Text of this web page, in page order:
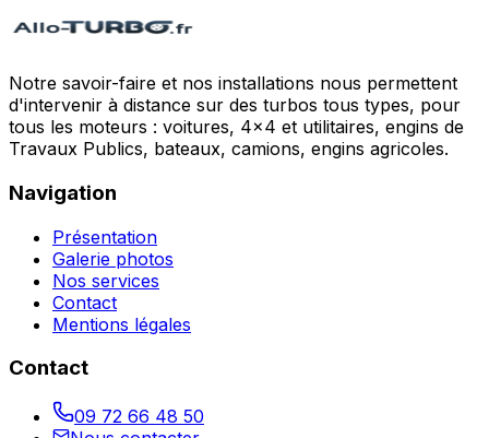
Notre savoir-faire et nos installations nous permettent
d'intervenir à distance sur des turbos tous types, pour
tous les moteurs : voitures, 4x4 et utilitaires, engins de
Travaux Publics, bateaux, camions, engins agricoles.
Navigation
Présentation
Galerie photos
Nos services
Contact
Mentions légales
Contact
09 72 66 48 50